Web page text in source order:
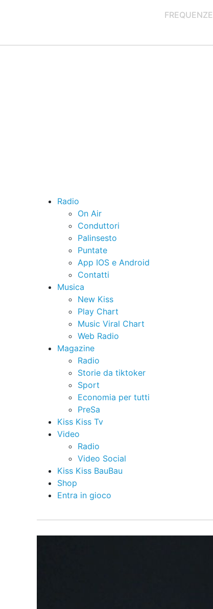
FREQUENZE
Radio
On Air
Conduttori
Palinsesto
Puntate
App IOS e Android
Contatti
Musica
New Kiss
Play Chart
Music Viral Chart
Web Radio
Magazine
Radio
Storie da tiktoker
Sport
Economia per tutti
PreSa
Kiss Kiss Tv
Video
Radio
Video Social
Kiss Kiss BauBau
Shop
Entra in gioco